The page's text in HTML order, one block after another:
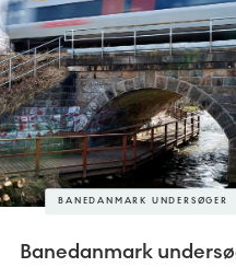
BANEDANMARK UNDERSØGER
Banedanmark